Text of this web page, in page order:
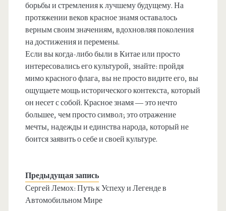
борьбы и стремления к лучшему будущему. На
протяжении веков красное знамя оставалось
верным своим значениям, вдохновляя поколения
на достижения и перемены.
Если вы когда-либо были в Китае или просто
интересовались его культурой, знайте: пройдя
мимо красного флага, вы не просто видите его, вы
ощущаете мощь исторического контекста, который
он несет с собой. Красное знамя — это нечто
большее, чем просто символ; это отражение
мечты, надежды и единства народа, который не
боится заявить о себе и своей культуре.
Предыдущая запись
Сергей Лемох: Путь к Успеху и Легенде в
Автомобильном Мире